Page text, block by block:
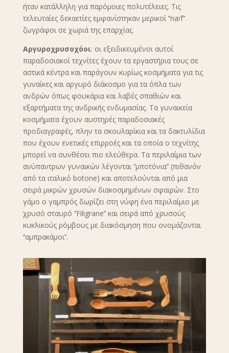
ήταν κατάλληλη για παρόμοιες πολυτέλειες. Τις
τελευταίες δεκαετίες εμφανίστηκαν μερικοί ‘’naïf’’
ζωγράφοι σε χωριά της επαρχίας.
Αργυροχρυσοχόοι: οι εξειδικευμένοι αυτοί
παραδοσιακοί τεχνίτες έχουν τα εργαστήρια τους σε
αστικά κέντρα και παράγουν κυρίως κοσμήματα για τις
γυναίκες και αργυρό διάκοσμο για τα όπλα των
ανδρών όπως φουκάρια και λαβές σπαθιών και
εξαρτήματα της ανδρικής ενδυμασίας. Τα γυναικεία
κοσμήματα έχουν αυστηρές παραδοσιακές
προδιαγραφές, πλην τα σκουλαρίκια και τα δακτυλίδια
που έχουν ενετικές επιρροές και τα οποία ο τεχνίτης
μπορεί να συνθέσει πιο ελεύθερα. Τα περιλαίμια των
ανύπαντρων γυναικών λέγονται ‘’μποτόνια’’ (πιθανόν
από τα ιταλικό botone) και αποτελούνται από μια
σειρά μικρών χρυσών διακοσμημένων σφαιρών. Στο
γάμο ο γαμπρός δωρίζει στη νύφη ένα περιλαίμιο με
χρυσό σταυρό ‘’Filigrane’’ και σειρά από χρυσούς
κυκλικούς ρόμβους με διακόσμηση που ονομάζονται
‘’αμπρακάμοι’’.